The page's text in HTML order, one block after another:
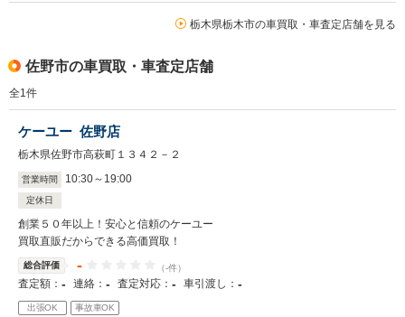
栃木県栃木市の車買取・車査定店舗を見る
佐野市の車買取・車査定店舗
全1件
ケーユー 佐野店
栃木県佐野市高萩町１３４２－２
営業時間 10:30～ 19:00
定休日
創業５０年以上！安心と信頼のケーユー
買取直販だからできる高価買取！
総合評価 - （-件）
査定額： - 連絡： - 査定対応： - 車引渡し： -
出張OK 事故車OK